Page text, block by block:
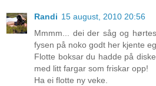
Randi 15 august, 2010 20:56
Mmmm... dei der såg og
fysen på noko godt her kjente
Flotte boksar du hadde på
med litt fargar som friskar opp!
Ha ei flotte ny veke.